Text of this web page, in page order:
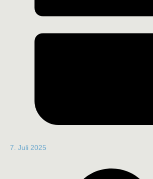
7. Juli 2025